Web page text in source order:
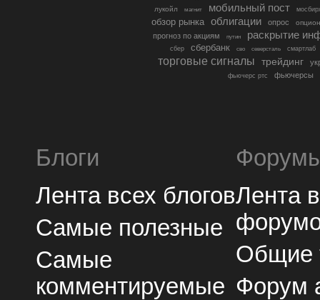
лукойл
магнит мобильный пост
обзор рынка облигации опрос
прогноз по акциям путин раскрытие
сбер сбербанк сво северсталь смартлаб
торговые сигналы трейдинг
фьючерс ртс фьючерсы
Блоги
Лента всех блогов
Самые полезные
Самые
комментируемые
Лента
Общие
Форум